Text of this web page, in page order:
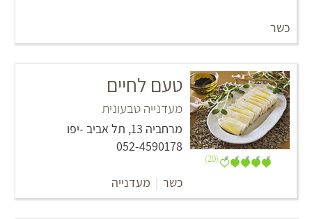
כשר
(20)
טעם לחיים
מעדנייה טבעונית
מרחביה 13, תל אביב -יפו
052-4590178
כשר | מעדנייה